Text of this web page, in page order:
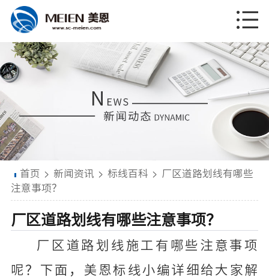
首页 > 新闻资讯 > 标线百科 > 厂区道路划线有哪些
注意事项？
厂区道路划线有哪些注意事项？
厂区道路划线施工有哪些注意事项
呢？下面，美恩标线小编详细给大家解